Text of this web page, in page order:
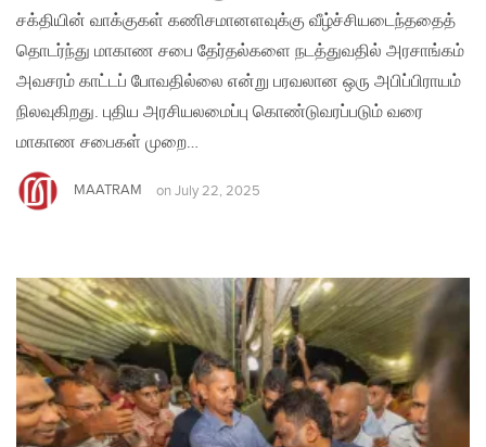
சக்தியின் வாக்குகள் கணிசமானளவுக்கு வீழ்ச்சியடைந்ததைத்
தொடர்ந்து மாகாண சபை தேர்தல்களை நடத்துவதில் அரசாங்கம்
அவசரம் காட்டப் போவதில்லை என்று பரவலான ஒரு அபிப்பிராயம்
நிலவுகிறது. புதிய அரசியலமைப்பு கொண்டுவரப்படும் வரை
மாகாண சபைகள் முறை…
MAATRAM on July 22, 2025